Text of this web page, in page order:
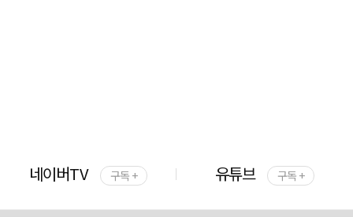
네이버TV 구독 + 유튜브 구독 +